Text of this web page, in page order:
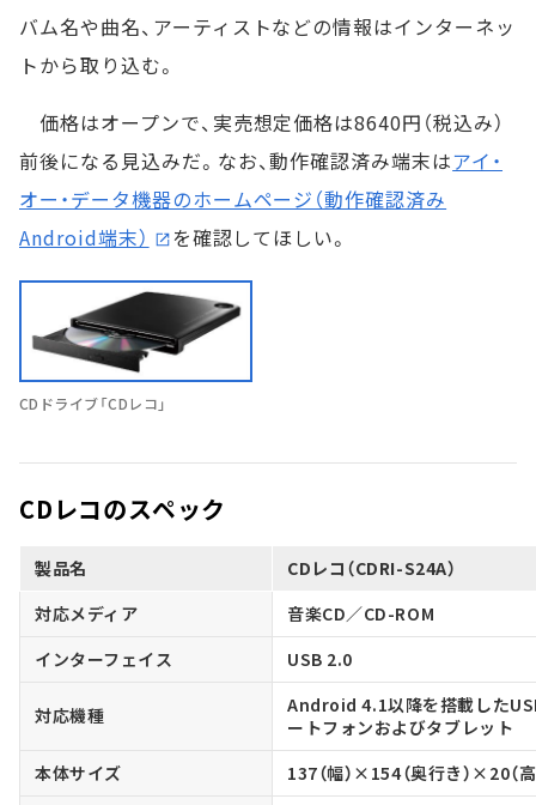
バム名や曲名、アーティストなどの情報はインターネッ
トから取り込む。
価格はオープンで、実売想定価格は8640円（税込み）
前後になる見込みだ。なお、動作確認済み端末はアイ・
オー・データ機器のホームページ（動作確認済み
Android端末）
を確認してほしい。
CDドライブ「CDレコ」
CDレコのスペック
製品名
CDレコ（CDRI-S24A）
対応メディア
音楽CD／CD-ROM
インターフェイス
USB 2.0
対応機種
Android 4.1以降を搭載した
ートフォンおよびタブレット
本体サイズ
137（幅）×154（奥行き）×20（